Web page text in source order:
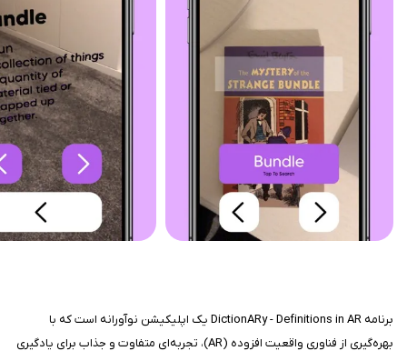
برنامه DictionARy - Definitions in AR یک اپلیکیشن نوآورانه است که با
بهره‌گیری از فناوری واقعیت افزوده (AR)، تجربه‌ای متفاوت و جذاب برای یادگیری